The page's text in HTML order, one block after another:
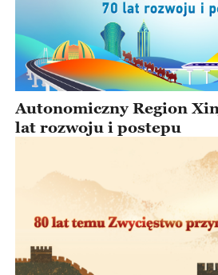
Autonomiczny Region
lat rozwoju i postepu